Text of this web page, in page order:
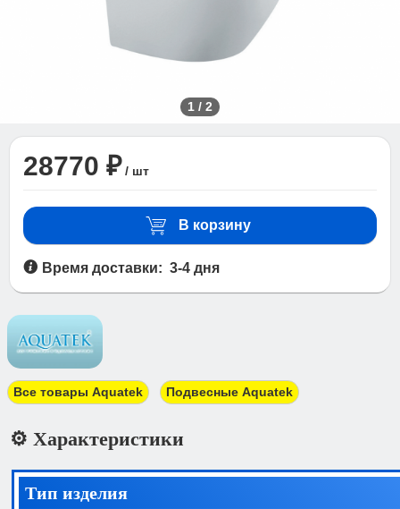
1 / 2
28770 ₽ / шт
В корзину
Время доставки: 3-4 дня
Все товары Aquatek Подвесные Aquatek
⚙️ Характеристики
Тип изделия